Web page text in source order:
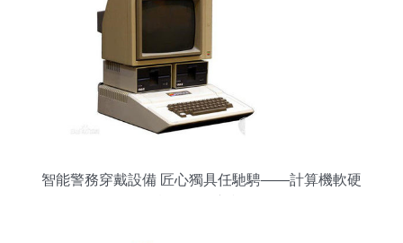
智能警務穿戴設備 匠心獨具任馳騁——計算機軟硬